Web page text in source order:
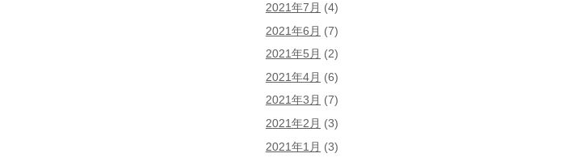
2021年7月 (4)
2021年6月 (7)
2021年5月 (2)
2021年4月 (6)
2021年3月 (7)
2021年2月 (3)
2021年1月 (3)